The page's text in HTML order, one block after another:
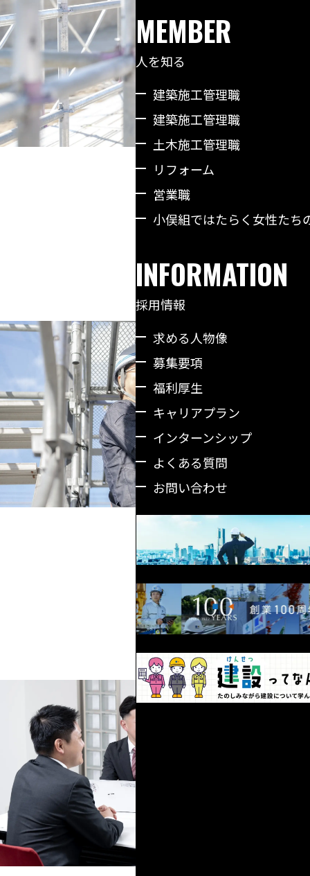
MEMBER
人を知る
建築施工管理職
建築施工管理職
土木施工管理職
リフォーム
営業職
小俣組ではたらく女性たち
INFORMATION
採用情報
求める人物像
募集要項
福利厚生
キャリアプラン
インターンシップ
よくある質問
お問い合わせ